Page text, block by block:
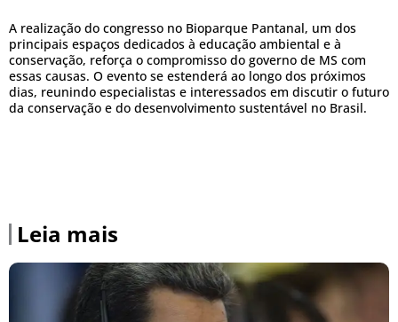
A realização do congresso no Bioparque Pantanal, um dos
principais espaços dedicados à educação ambiental e à
conservação, reforça o compromisso do governo de MS com
essas causas. O evento se estenderá ao longo dos próximos
dias, reunindo especialistas e interessados em discutir o futuro
da conservação e do desenvolvimento sustentável no Brasil.
Leia mais